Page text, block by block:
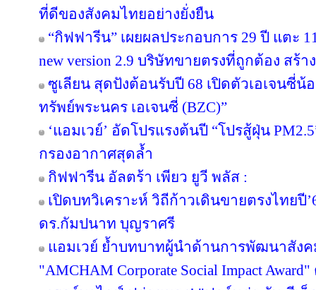
ที่ดีของสังคมไทยอย่างยั่งยืน
“กิฟฟารีน” เผยผลประกอบการ 29 ปี แตะ
new version 2.9 บริษัทขายตรงที่ถูกต้อง สร้
ซูเลียน สุดปังต้อนรับปี 68 เปิดตัวเอเจนซี่น้
ทรัพย์พระนคร เอเจนซี่ (BZC)”
‘แอมเวย์’ อัดโปรแรงต้นปี “โปรสู้ฝุ่น
กรองอากาศสุดล้ำ
กิฟฟารีน อัลตร้า เพียว ยูวี พลัส :
เปิดบทวิเคราะห์ วิถีก้าวเดินขายตรงไทยปี
ดร.กัมปนาท บุญราศรี
แอมเวย์ ย้ำบทบาทผู้นำด้านการพัฒนาสังค
"AMCHAM Corporate Social Impact